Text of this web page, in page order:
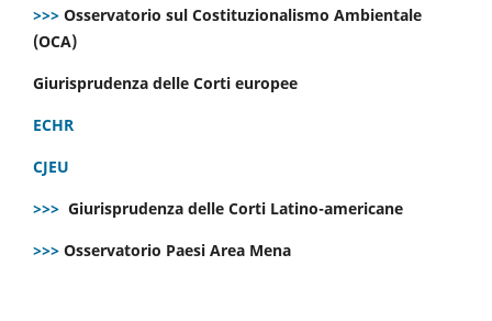
>>> Osservatorio sul Costituzionalismo Ambientale
(OCA)
Giurisprudenza delle Corti europee
ECHR
CJEU
>>> Giurisprudenza delle Corti Latino-americane
>>> Osservatorio Paesi Area Mena